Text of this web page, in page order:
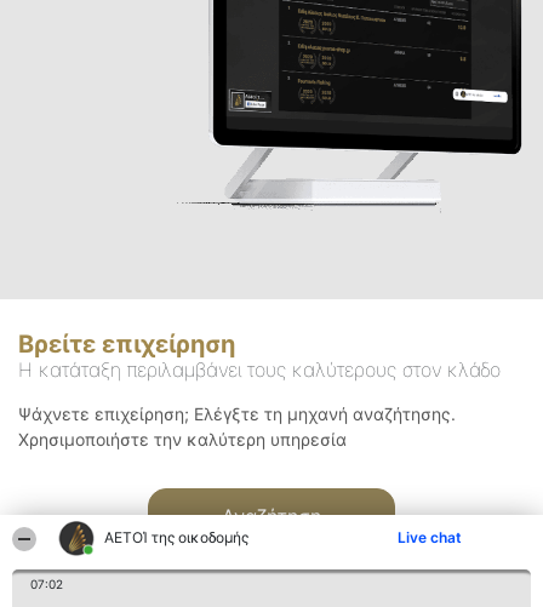
ΑΕΤΟΊ της οικοδομής Live chat
07:02
Βρείτε επιχείρηση
Η κατάταξη περιλαμβάνει τους καλύτερους στον κλάδο
Ψάχνετε επιχείρηση; Ελέγξτε τη μηχανή αναζήτησης.
Χρησιμοποιήστε την καλύτερη υπηρεσία
Αναζήτηση